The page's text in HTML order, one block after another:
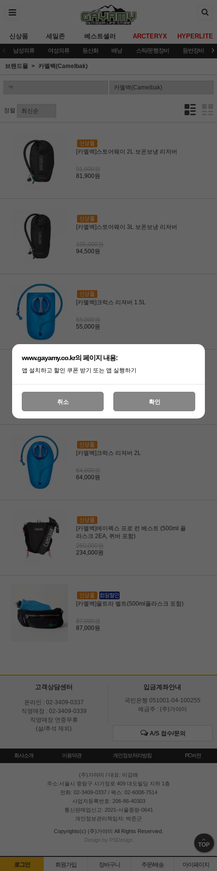
신상품 세일존 베스트셀러 ARCTERYX HYPERLITE
남성의류 여성의류 등산화 배낭 스틱/운행장비 등반장비
브랜드몰 카멜백(Camelbak)
정렬
[카멜백]스토어웨이 2L 보온보냉 리저버
91,000원
81,900원
[카멜백]스토어웨이 3L 보온보냉 리저버
105,000원
94,500원
[카멜백]크럭스 리져버 1.5L
55,000원
55,000원
[카멜백]크럭스 리져버 2L
64,000원
64,000원
[카멜백]에이펙스 프로 런 베스트 (500ml 플
라스크 2EA, 퀴버 포함)
260,000원
234,000원
[카멜백]울트라 벨트(500ml플라스크 포함)
87,000원
87,000원
고객상담센터
온라인 : 02-3409-0337
직영매장 : 02-3409-0339
직영매장 연중무휴
(설/추석 제외)
입금계좌안내
국민은행 051001-04-100255
예금주 : (주)가야미
A/S 접수/문의
회사소개 이용약관 개인정보처리방침 PC버전
(주)가야미 / 대표: 이강래
주소:서울시 중랑구 사가정로 409 대도빌딩 지하 1층
전화: 02-3409-0337 / 팩스: 02-6008-7514
사업자등록번호: 206-86-40303
통신판매업신고: 2021-서울중랑-0641
개인정보관리책임자: 박준근
Copyrights(c) (주)가야미 All Rights Reservied.
Design by PSDesign
TOP
로그인 회원가입 장바구니 주문/배송 마이페이지
www.gayamy.co.kr의 페이지 내용:
앱 설치하고 할인 쿠폰 받기 또는 앱 실행하기
취소 확인